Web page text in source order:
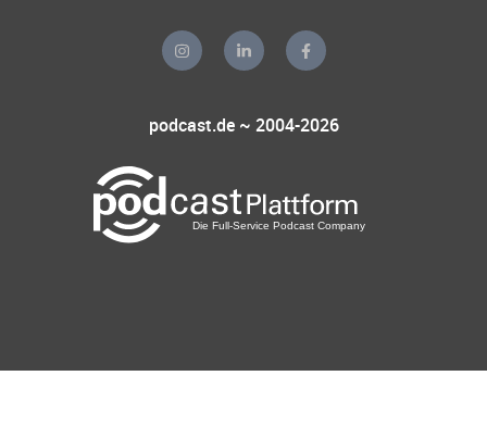
podcast.de ~ 2004-2026